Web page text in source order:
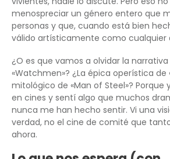
menospreciar un género entero que
personas y que, cuando está bien
válido artísticamente como cualquier
¿O es que vamos a olvidar la narrativa
«Watchmen»? ¿La épica operística de
mitológico de «Man of Steel»? Porque
en cines y sentí algo que muchos
nunca me han hecho sentir. Vi una
verdad, no el cine de comité que
ahora.